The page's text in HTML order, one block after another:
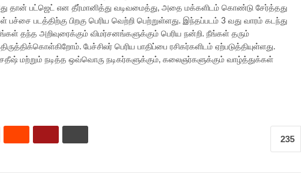
தான் பட்ஜெட் என தீர்மானித்து வடிவமைத்து, அதை மக்களிடம் கொண்டு சேர்த்தது
படத்திற்கு பிறகு பெரிய வெற்றி பெற்றுள்ளது. இந்தப்படம் 3 வது வாரம் கடந்து
தந்த அறிவுரைக்கும் விமர்சனங்களுக்கும் பெரிய நன்றி. நீங்கள் தரும்
பேச்சிலர் பெரிய பாதிப்பை ரசிகர்களிடம் ஏற்படுத்தியுள்ளது.
மற்றும் நடித்த ஒவ்வொரு நடிகர்களுக்கும், கலைஞர்களுக்கும் வாழ்த்துக்கள்
235